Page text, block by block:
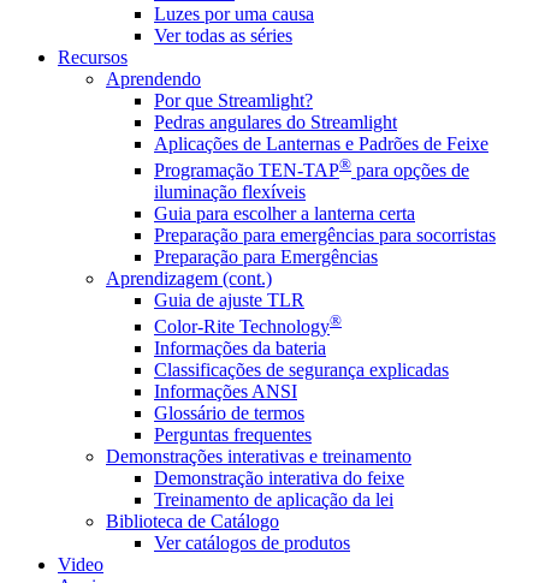
Luzes por uma causa
Ver todas as séries
Recursos
Aprendendo
Por que Streamlight?
Pedras angulares do Streamlight
Aplicações de Lanternas e Padrões de Feixe
Programação TEN-TAP® para opções de
iluminação flexíveis
Guia para escolher a lanterna certa
Preparação para emergências para socorristas
Preparação para Emergências
Aprendizagem (cont.)
Guia de ajuste TLR
Color-Rite Technology®
Informações da bateria
Classificações de segurança explicadas
Informações ANSI
Glossário de termos
Perguntas frequentes
Demonstrações interativas e treinamento
Demonstração interativa do feixe
Treinamento de aplicação da lei
Biblioteca de Catálogo
Ver catálogos de produtos
Video